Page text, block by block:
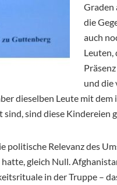
Graden
die
auch
Leuten,
und die
dieselben Leute mit
sind diese Kindereien
politische Relevanz des
gleich Null.
in der Truppe –